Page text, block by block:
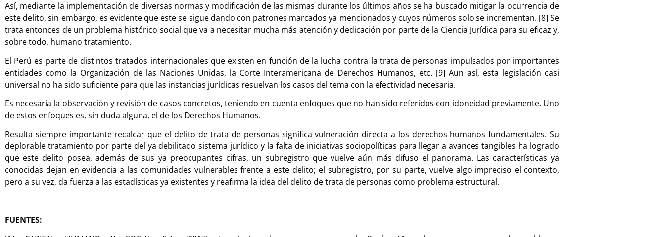
Así, mediante la implementación de diversas normas y modificación de las mismas durante los últimos años se ha buscado mitigar la ocurrencia de
este delito, sin embargo, es evidente que este se sigue dando con patrones marcados ya mencionados y cuyos números solo se incrementan. [8] Se
trata entonces de un problema histórico social que va a necesitar mucha más atención y dedicación por parte de la Ciencia Jurídica para su eficaz y,
sobre todo, humano tratamiento.
El Perú es parte de distintos tratados internacionales que existen en función de la lucha contra la trata de personas impulsados por importantes
entidades como la Organización de las Naciones Unidas, la Corte Interamericana de Derechos Humanos, etc. [9] Aun así, esta legislación casi
universal no ha sido suficiente para que las instancias jurídicas resuelvan los casos del tema con la efectividad necesaria.
Es necesaria la observación y revisión de casos concretos, teniendo en cuenta enfoques que no han sido referidos con idoneidad previamente. Uno
de estos enfoques es, sin duda alguna, el de los Derechos Humanos.
Resulta siempre importante recalcar que el delito de trata de personas significa vulneración directa a los derechos humanos fundamentales. Su
deplorable tratamiento por parte del ya debilitado sistema jurídico y la falta de iniciativas sociopolíticas para llegar a avances tangibles ha logrado
que este delito posea, además de sus ya preocupantes cifras, un subregistro que vuelve aún más difuso el panorama. Las características ya
conocidas dejan en evidencia a las comunidades vulnerables frente a este delito; el subregistro, por su parte, vuelve algo impreciso el contexto,
pero a su vez, da fuerza a las estadísticas ya existentes y reafirma la idea del delito de trata de personas como problema estructural.
FUENTES: